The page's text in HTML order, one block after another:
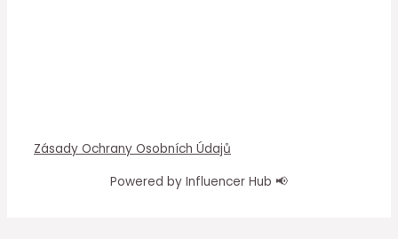
Zásady Ochrany Osobních Údajů
Powered by Influencer Hub 📢